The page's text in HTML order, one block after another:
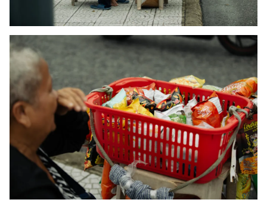
Tổng Biên tập:Vũ Thanh Thủy
Phó Tổng Biên tập:Nguyễn Thị Mỹ Hạnh, Phạm Quốc Thắng,
Tổng đài VTV:
024.38 355 931 - 024.38 355 932
Ðiện thoại Thời báo VTV:
024.66 897 897
toasoan@vtv.vn
Liên hệ quảng cáo:024-7300.7108